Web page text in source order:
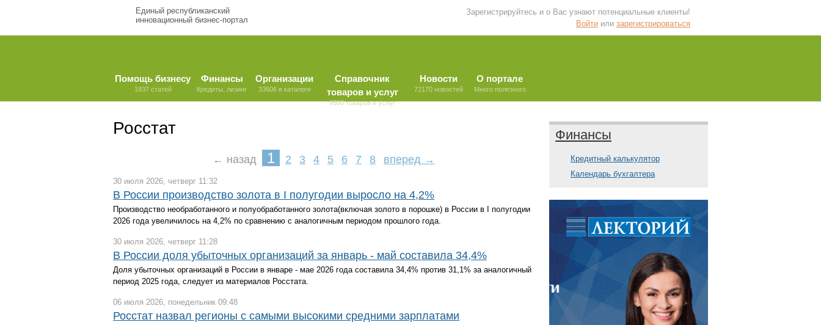
Единый республиканский
инновационный бизнес-портал
Зарегистрируйтесь и о Вас узнают потенциальные клиенты!
Войти или зарегистрироваться
Помощь бизнесу
1837 статей
Финансы
Кредиты, лизинг
Организации
33606 в каталоге
Справочник
товаров и услуг
9580 товаров и услуг
Новости
72170 новостей
О портале
Много полезного
Росстат
← назад 1 2 3 4 5 6 7 8 вперед →
30 июля 2026, четверг 11:32
В России производство золота в I полугодии выросло на 4,2%
Производство необработанного и полуобработанного золота(включая золото в порошке) в России в I полугодии
2026 года увеличилось на 4,2% по сравнению с аналогичным периодом прошлого года.
30 июля 2026, четверг 11:28
В России доля убыточных организаций за январь - май составила 34,4%
Доля убыточных организаций в России в январе - мае 2026 года составила 34,4% против 31,1% за аналогичный
период 2025 года, следует из материалов Росстата.
06 июля 2026, понедельник 09:48
Росстат назвал регионы с самыми высокими средними зарплатами
Финансы
Кредитный калькулятор
Календарь бухгалтера